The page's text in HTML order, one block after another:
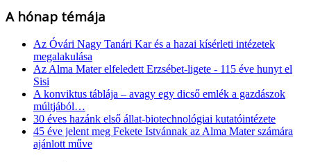
A hónap témája
Az Óvári Nagy Tanári Kar és a hazai kísérleti intézetek
megalakulása
Az Alma Mater elfeledett Erzsébet-ligete - 115 éve hunyt el
Sisi
A konviktus táblája – avagy egy dicső emlék a gazdászok
múltjából…
30 éves hazánk első állat-biotechnológiai kutatóintézete
45 éve jelent meg Fekete Istvánnak az Alma Mater számára
ajánlott műve